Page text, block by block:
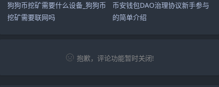
狗狗币挖矿需要什么设备_狗狗币
挖矿需要联网吗
币安钱包DAO治理协议新手参与
的简单介绍
抱歉，评论功能暂时关闭!